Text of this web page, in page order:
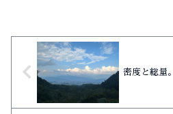
密度と総量。